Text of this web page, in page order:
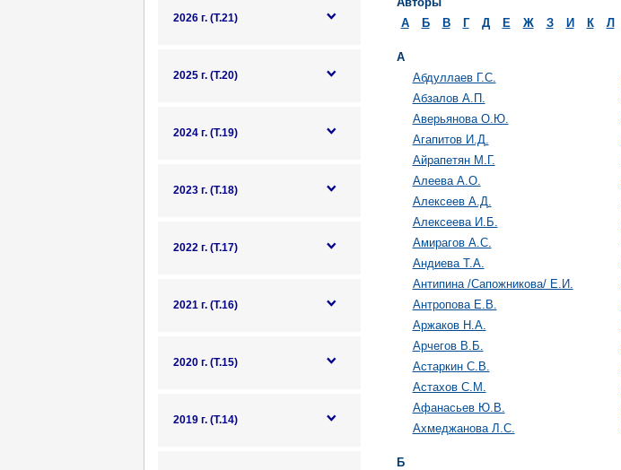
2026 г. (Т.21)
2025 г. (Т.20)
2024 г. (Т.19)
2023 г. (Т.18)
2022 г. (Т.17)
2021 г. (Т.16)
2020 г. (Т.15)
2019 г. (Т.14)
А
Б В Г Д Е Ж З И К Л
А
Абдуллаев Г.С.
Абзалов А.П.
Аверьянова О.Ю.
Агапитов И.Д.
Айрапетян М.Г.
Алеева А.О.
Алексеев А.Д.
Алексеева И.Б.
Амирагов А.С.
Андиева Т.А.
Антипина /Сапожникова/ Е.И.
Антропова Е.В.
Аржаков Н.А.
Арчегов В.Б.
Астаркин С.В.
Астахов С.М.
Афанасьев Ю.В.
Ахмеджанова Л.С.
Б